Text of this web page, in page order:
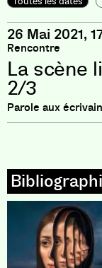
26 Mai 2021,
Rencontre
La scène
2/3
Parole aux